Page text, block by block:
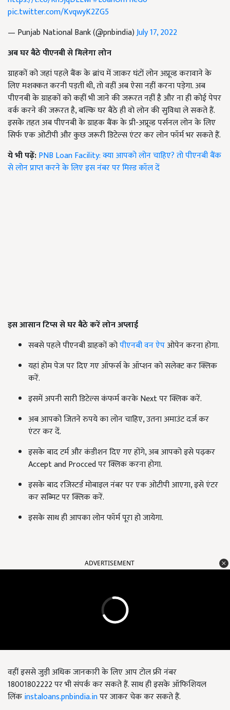
pic.twitter.com/KvqwyK2ZG5
— Punjab National Bank (@pnbindia)July 17, 2022
अब घर बैठे पीएनबी से मिलेगा लोन
ग्राहकों को जहां पहले बैंक के ब्रांच में जाकर घंटों लोन अप्रूव्ड करावाने के
लिए मशक्कत करनी पड़ती थी, तो वहीं अब ऐसा नहीं करना पड़ेगा. अब
पीएनबी के ग्राहकों को कहीं भी जाने की जरूरत नहीं है और ना ही कोई पेपर
वर्क करने की जरूरत है, बल्कि घर बैठे ही वो लोन की सुविधा ले सकते हैं.
इसके तहत अब पीएनबी के ग्राहक बैंक के प्री-अप्रूव्ड पर्सनल लोन के लिए
सिर्फ एक ओटीपी और कुछ जरूरी डिटेल्स एंटर कर लोन फॉर्म भर सकते हैं.
ये भी पढ़ें:PNB Loan Facility: क्या आपको लोन चाहिए? तो पीएनबी बैंक
से लोन प्राप्त करने के लिए इस नंबर पर मिस्ड कॉल दें
इस आसान टिप्स से घर बैठे करें लोन अप्लाई
सबसे पहले पीएनबी ग्राहकों कोपीएनबी वन ऐपओपेन करना होगा.
यहां होम पेज पर दिए गए ऑफर्स के ऑप्शन को सलेक्ट कर क्लिक
करें.
इसमें अपनी सारी डिटेल्स कंफर्म करके Next पर क्लिक करें.
अब आपको जितने रुपये का लोन चाहिए, उतना अमाउंट दर्ज कर
एंटर कर दें.
इसके बाद टर्म और कंडीशन दिए गए होंगे, अब आपको इसे पढ़कर
Accept and Procced पर क्लिक करना होगा.
इसके बाद रजिस्टर्ड मोबाइल नंबर पर एक ओटीपी आएगा, इसे एंटर
कर सब्मिट पर क्लिक करें.
इसके साथ ही आपका लोन फॉर्म पूरा हो जायेगा.
ADVERTISEMENT
वहीं इससे जुड़ी अधिक जानकारी के लिए आप टोल फ्री नंबर
18001802222 पर भी संपर्क कर सकते हैं. साथ ही इसके ऑफिशियल
लिंकinstaloans.pnbindia.inपर जाकर चेक कर सकते हैं.